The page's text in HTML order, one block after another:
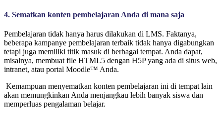
4. Sematkan konten pembelajaran Anda di mana saja
Pembelajaran tidak hanya harus dilakukan di LMS. Faktanya,
beberapa kampanye pembelajaran terbaik tidak hanya digabungkan
tetapi juga memiliki titik masuk di berbagai tempat. Anda dapat,
misalnya, membuat file HTML5 dengan H5P yang ada di situs web,
intranet, atau portal Moodle™ Anda.
Kemampuan menyematkan konten pembelajaran ini di tempat lain
akan memungkinkan Anda menjangkau lebih banyak siswa dan
memperluas pengalaman belajar.